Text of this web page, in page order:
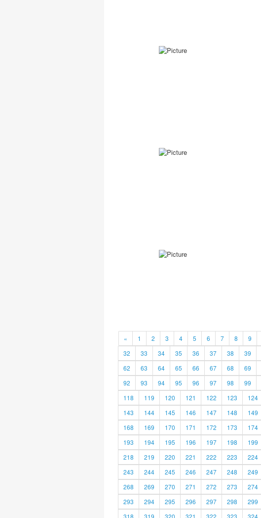
« 1 2 3 4 5 6 7 8 9
32
33 34 35 36 37 38 39
62
63 64 65 66 67 68 69
92
93 94 95 96 97 98 99
118
119 120 121 122 123 124
143
144 145 146 147 148 149
168
169 170 171 172 173 174
193
194 195 196 197 198 199
218
219 220 221 222 223 224
243
244 245 246 247 248 249
268
269 270 271 272 273 274
293
294 295 296 297 298 299
318
319 320 321 322 323 324